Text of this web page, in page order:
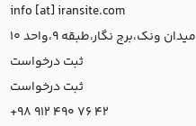
info [at] iransite.com
میدان ونک،برج نگار،طبقه 9،واحد 10
ثبت درخواست
ثبت درخواست
+98 912 490 76 42